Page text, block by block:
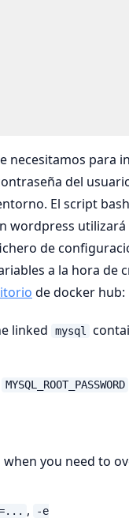
necesitamos para
del
El script
wordpress utilizará
de
a la hora de
de docker hub:
linked mysql
MYSQL_ROOT_PASSWORD
you need to
, -e